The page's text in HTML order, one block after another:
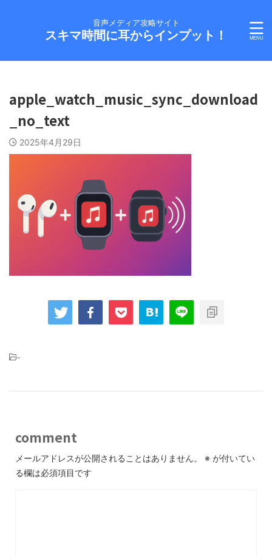
音声メディア攻略サイト
スキマ時間に耳からインプット！
apple_watch_music_sync_download
_no_text
2025年4月29日
-
comment
メールアドレスが公開されることはありません。 ※ が付いてい
る欄は必須項目です